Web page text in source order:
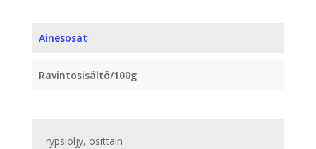
Ainesosat
Ravintosisältö/100g
rypsiöljy, osittain